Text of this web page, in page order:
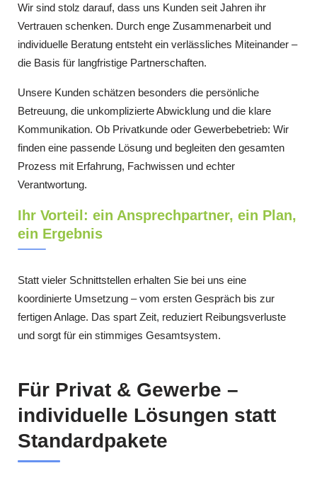
Für Privat & Gewerbe –
individuelle Lösungen statt
Standardpakete
Wir sind stolz darauf, dass uns Kunden seit Jahren ihr
Vertrauen schenken. Durch enge Zusammenarbeit und
individuelle Beratung entsteht ein verlässliches Miteinander –
die Basis für langfristige Partnerschaften.
Unsere Kunden schätzen besonders die persönliche
Betreuung, die unkomplizierte Abwicklung und die klare
Kommunikation. Ob Privatkunde oder Gewerbebetrieb: Wir
finden eine passende Lösung und begleiten den gesamten
Prozess mit Erfahrung, Fachwissen und echter
Verantwortung.
Ihr Vorteil: ein Ansprechpartner, ein Plan,
ein Ergebnis
Statt vieler Schnittstellen erhalten Sie bei uns eine
koordinierte Umsetzung – vom ersten Gespräch bis zur
fertigen Anlage. Das spart Zeit, reduziert Reibungsverluste
und sorgt für ein stimmiges Gesamtsystem.